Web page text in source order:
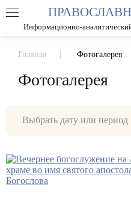
РАЗМЕР
Информационно-
Главная Фотогалерея
Фотогалерея